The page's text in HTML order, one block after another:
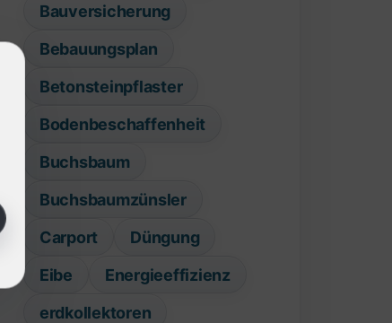
Bauversicherung
Bebauungsplan
Betonsteinpflaster
Bodenbeschaffenheit
Buchsbaum
Buchsbaumzünsler
Carport
Düngung
Eibe
Energieeffizienz
erdkollektoren